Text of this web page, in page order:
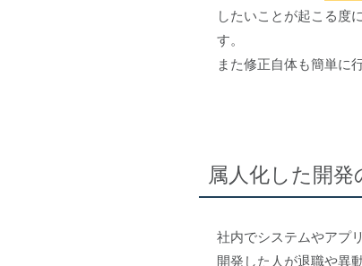
したいことが起こる度
す。
また修正自体も簡単に
属人化した開発
社内でシステムやアプ
開発した人が退職や異